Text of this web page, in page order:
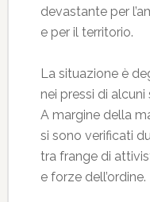
devastante per
e per il territorio.
La situazione è
nei pressi di
A margine della
si sono verificati
tra frange di
e forze dell’ordine.